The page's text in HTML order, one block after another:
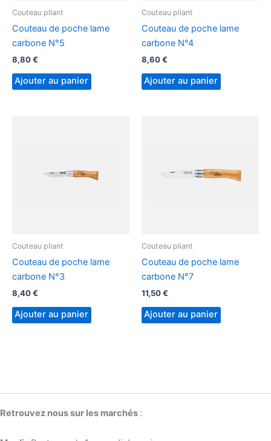
Couteau pliant
Couteau de poche lame
carbone N°5
8,80€
Ajouter au panier
Couteau pliant
Couteau de poche lame
carbone N°4
8,60€
Ajouter au panier
Couteau pliant
Couteau de poche lame
carbone N°3
8,40€
Ajouter au panier
Couteau pliant
Couteau de poche lame
carbone N°7
11,50€
Ajouter au panier
Retrouvez nous sur les marchés :